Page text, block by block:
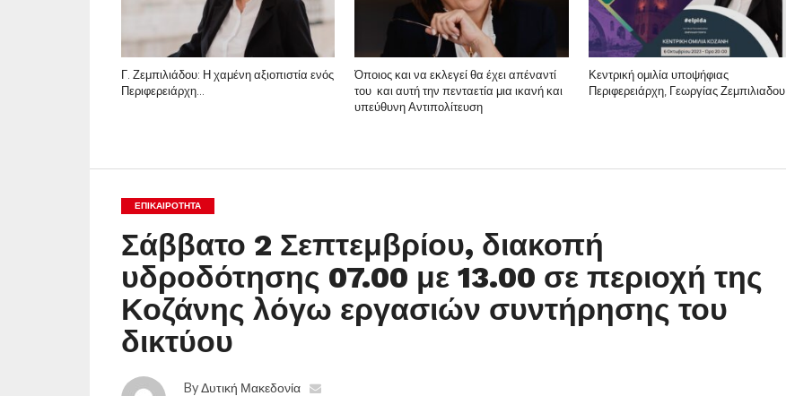
Γ. Ζεμπιλιάδου: Η χαμένη αξιοπιστία ενός
Περιφερειάρχη…
Όποιος και να εκλεγεί θα έχει απέναντί
του και αυτή την πενταετία μια ικανή και
υπεύθυνη Αντιπολίτευση
Κεντρική ομιλία υποψήφιας
Περιφερειάρχη, Γεωργίας Ζεμπιλιαδου
ΕΠΙΚΑΙΡΟΤΗΤΑ
Σάββατο 2 Σεπτεμβρίου, διακοπή
υδροδότησης 07.00 με 13.00 σε περιοχή της
Κοζάνης λόγω εργασιών συντήρησης του
δικτύου
ByΔυτική Μακεδονία